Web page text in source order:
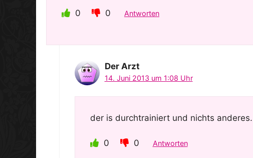
0 0 Antworten
Der Arzt
14. Juni 2013 um 1:08 Uhr
der is durchtrainiert und nichts
0 0 Antworten